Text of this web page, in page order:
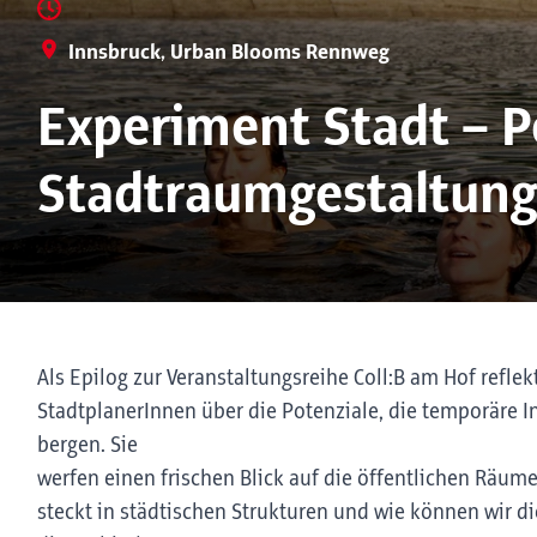
Innsbruck, Urban Blooms Rennweg
Experiment Stadt –
Stadtraumgestaltung
Als Epilog zur Veranstaltungsreihe Coll:B am Hof
StadtplanerInnen über die Potenziale, die temporäre
bergen. Sie
werfen einen frischen Blick auf die öffentlichen
steckt in städtischen Strukturen und wie können wir